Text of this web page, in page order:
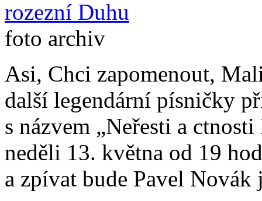
foto archiv
Asi, Chci zapomenout,
další legendární písničky
s názvem „Neřesti a
neděli 13. května od 19
a zpívat bude Pavel